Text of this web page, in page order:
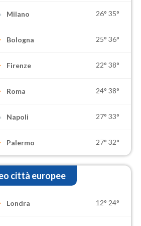
Milano 26° 35°
Bologna 25° 36°
Firenze 22° 38°
Roma 24° 38°
Napoli 27° 33°
Palermo 27° 32°
città europee
Londra 12° 24°